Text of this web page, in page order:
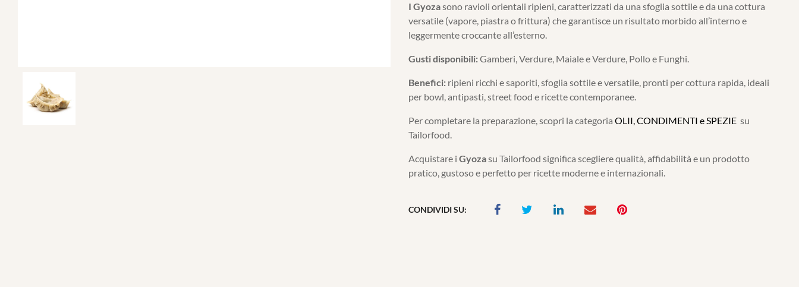
I Gyozasono ravioli orientali ripieni, caratterizzati da una sfoglia sottile e da una cottura
versatile (vapore, piastra o frittura) che garantisce un risultato morbido all’interno e
leggermente croccante all’esterno.
Gusti disponibili:Gamberi, Verdure, Maiale e Verdure, Pollo e Funghi.
Benefici: ripieni ricchi e saporiti, sfoglia sottile e versatile, pronti per cottura rapida, ideali
per bowl, antipasti, street food e ricette contemporanee.
Per completare la preparazione, scopri la categoria OLII, CONDIMENTI e SPEZIE su
Tailorfood.
Acquistare i Gyozasu Tailorfood significa scegliere qualità, affidabilità e un prodotto
pratico, gustoso e perfetto per ricette moderne e internazionali.
CONDIVIDI SU: